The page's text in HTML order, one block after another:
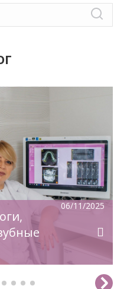
06/11/2025
о волшебном платье,
о вашей
вашему образу
и уверенности!